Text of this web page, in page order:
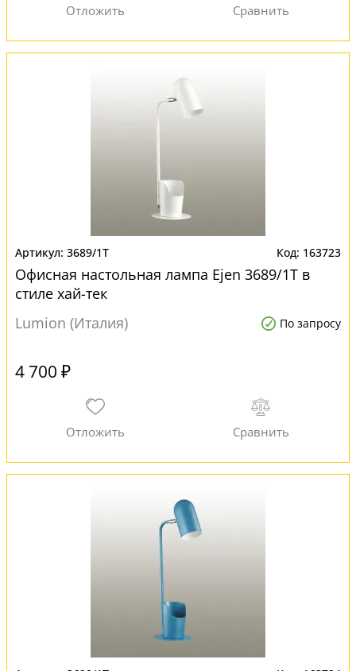
3689/1T 163723
Офисная настольная лампа Ejen 3689/1T в
стиле хай-тек
Lumion (Италия)
По запросу
4 700 ₽